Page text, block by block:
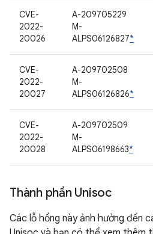
CVE-
2022-
20026
A-209705229
M-
ALPS06126827*
CVE-
2022-
20027
A-209702508
M-
ALPS06126826*
CVE-
2022-
20028
A-209702509
M-
ALPS06198663*
Thành phần Unisoc
Các lỗ hổng này ảnh hưởng đến